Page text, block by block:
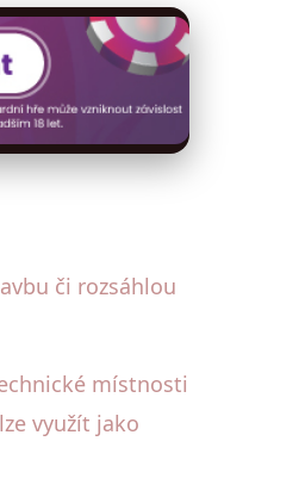
či rozsáhlou
místnosti
využít jako